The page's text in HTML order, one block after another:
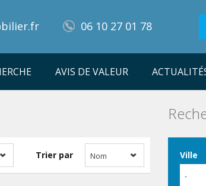
06 10 27 01 78
AVIS DE VALEUR
Trier par Nom Ville
-